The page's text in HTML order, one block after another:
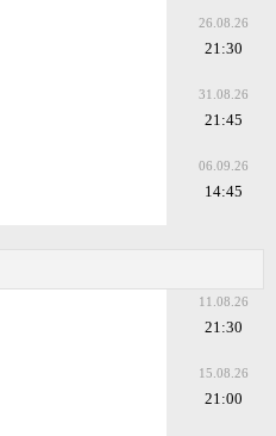
26.08.26
21:30
31.08.26
21:45
06.09.26
14:45
11.08.26
21:30
15.08.26
21:00